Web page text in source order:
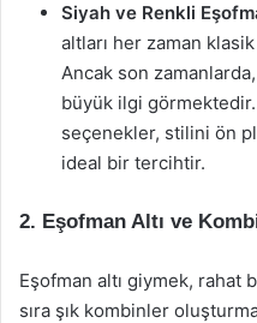
Siyah ve Renkli
altları her zaman
Ancak son
büyük ilgi
seçenekler, stilini ön
ideal bir tercihtir.
2. Eşofman Altı ve
Eşofman altı giymek, rahat
sıra şık kombinler